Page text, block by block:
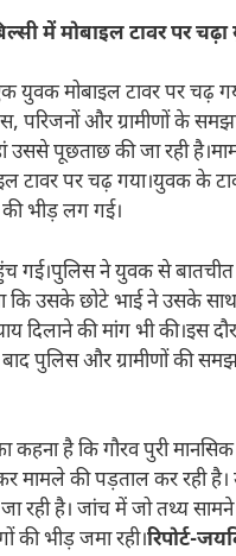
में मोबाइल टावर पर
युवक मोबाइल टावर पर चढ़
परिजनों और ग्रामीणों के
पूछताछ की जा रही
टावर पर चढ़ गया।युवक के
भीड़ लग गई।
गई।पुलिस ने युवक से
कि उसके छोटे भाई ने उसके
दिलाने की मांग भी की।इस
पुलिस और ग्रामीणों की
का कहना है कि गौरव पुरी
की पड़ताल कर रही है।
रही है। जांच में जो तथ्य
भीड़ जमा रही।रिपोर्ट-